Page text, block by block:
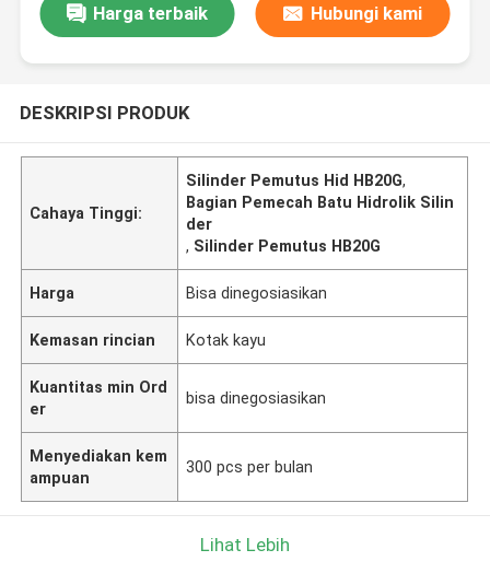
Harga terbaik Hubungi kami
DESKRIPSI PRODUK
Cahaya Tinggi:
Silinder Pemutus Hid HB20G,
Bagian Pemecah Batu Hidrolik Silin
der
, Silinder Pemutus HB20G
Harga Bisa dinegosiasikan
Kemasan rincian Kotak kayu
Kuantitas min Ord
er
bisa dinegosiasikan
Menyediakan kem
ampuan
300 pcs per bulan
Lihat Lebih